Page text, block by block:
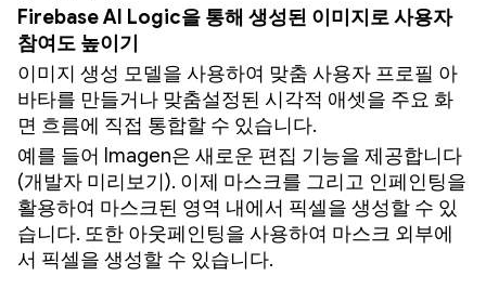
Firebase AI Logic을 통해 생성된 이미지로 사용자
참여도 높이기
이미지 생성 모델을 사용하여 맞춤 사용자 프로필 아
바타를 만들거나 맞춤설정된 시각적 애셋을 주요 화
면 흐름에 직접 통합할 수 있습니다.
예를 들어 Imagen은 새로운 편집 기능을 제공합니다
(개발자 미리보기). 이제 마스크를 그리고 인페인팅을
활용하여 마스크된 영역 내에서 픽셀을 생성할 수 있
습니다. 또한 아웃페인팅을 사용하여 마스크 외부에
서 픽셀을 생성할 수 있습니다.